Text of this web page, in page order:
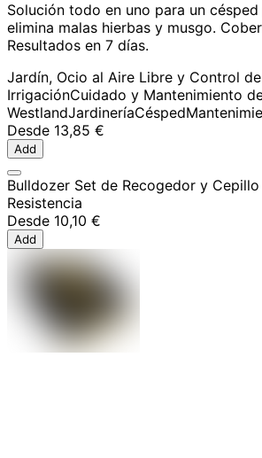
Solución todo en uno para un
elimina malas hierbas y musgo.
Resultados en 7 días.
Jardín, Ocio al Aire Libre y Control
IrrigaciónCuidado y Mantenimiento
WestlandJardineríaCésped
Desde 13,85 €
Add
Bulldozer Set de Recogedor y
Resistencia
Desde 10,10 €
Add